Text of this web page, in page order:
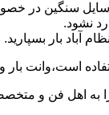
سنگین در
نشود.
آباد بار بسپارید.
است،وانت بار
به اهل فن و